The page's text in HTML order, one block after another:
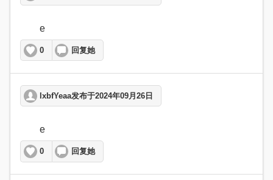
	e
0 回复她
lxbfYeaa发布于2024年09月26日
	e
0 回复她